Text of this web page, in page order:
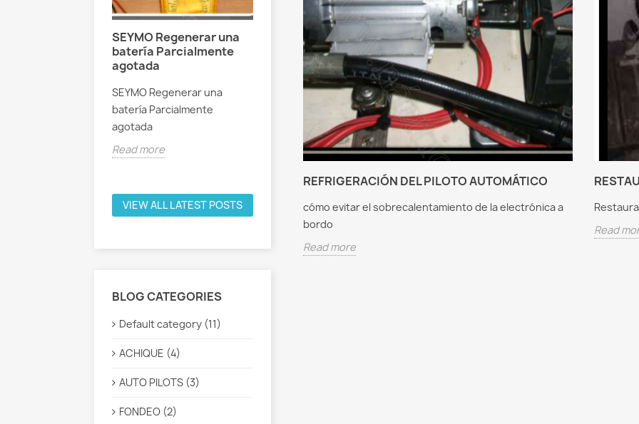
SEYMO Regenerar una
batería Parcialmente
agotada
SEYMO Regenerar una
batería Parcialmente
agotada
Read more
BRICO BARCO
Transformación de
luces de
incandescencia a LED
Transformación de luces de
incandescencia a LED
Read more
SEYMO Instalar un
control de extractor de
gases
SEYMO Instalar un control
de extractor de gases
Read more
tres
Read
VIEW ALL LATEST POSTS
BLOG CATEGORIES
Default category (11)
ACHIQUE (4)
AUTO PILOTS (3)
FONDEO (2)
REFRIGERACIÓN DEL PILOTO AUTOMÁTICO
cómo evitar el sobrecalentamiento de la electrónica a
bordo
Read more
Read